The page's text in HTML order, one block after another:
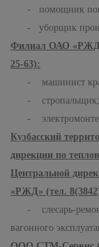
- помощник
- уборщик
Филиал ОАО «РЖД»
25-63):
- машинист
- стропальщик;
- электромонтер
Кузбасский
дирекции по
Центральной
«РЖД» (тел.
- слесарь-
вагонного